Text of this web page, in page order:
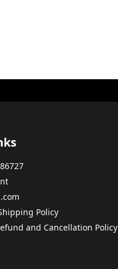
Policy
and Cancellation Policy